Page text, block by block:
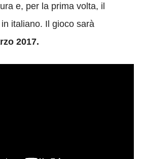
e, per la prima volta, il
italiano. Il gioco sarà
2017.